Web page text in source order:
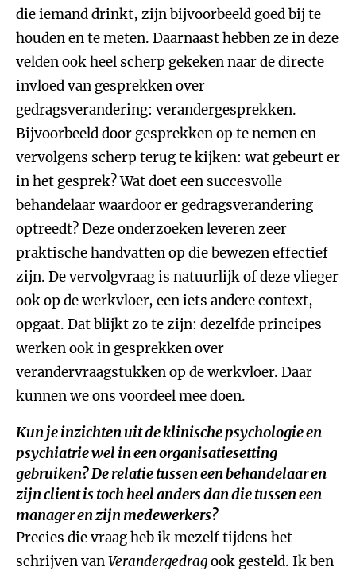
die iemand drinkt, zijn bijvoorbeeld goed bij te
houden en te meten. Daarnaast hebben ze in deze
velden ook heel scherp gekeken naar de directe
invloed van gesprekken over
gedragsverandering: verandergesprekken.
Bijvoorbeeld door gesprekken op te nemen en
vervolgens scherp terug te kijken: wat gebeurt er
in het gesprek? Wat doet een succesvolle
behandelaar waardoor er gedragsverandering
optreedt? Deze onderzoeken leveren zeer
praktische handvatten op die bewezen effectief
zijn. De vervolgvraag is natuurlijk of deze vlieger
ook op de werkvloer, een iets andere context,
opgaat. Dat blijkt zo te zijn: dezelfde principes
werken ook in gesprekken over
verandervraagstukken op de werkvloer. Daar
kunnen we ons voordeel mee doen.
Kun je inzichten uit de klinische psychologie en
psychiatrie wel in een organisatiesetting
gebruiken? De relatie tussen een behandelaar en
zijn client is toch heel anders dan die tussen een
manager en zijn medewerkers?
Precies die vraag heb ik mezelf tijdens het
schrijven vanVerandergedragook gesteld. Ik ben